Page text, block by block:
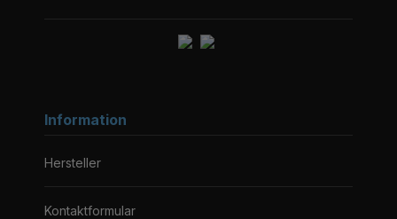
Information
Hersteller
Kontaktformular